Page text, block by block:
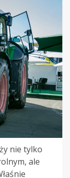
nie tylko
ale